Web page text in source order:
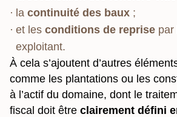
la continuité des baux ;
et les conditions de reprise par
exploitant.
À cela s’ajoutent d’autres
comme les plantations ou les
à l’actif du domaine, dont le
fiscal doit être clairement défini